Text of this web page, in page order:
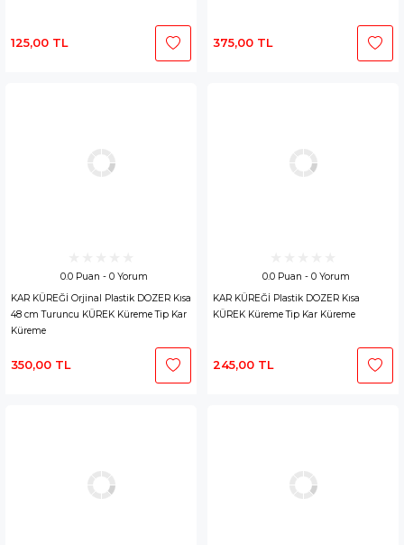
125,00 TL 375,00 TL
0.0 Puan - 0 Yorum
KAR KÜREĞİ Orjinal Plastik DOZER Kısa
48 cm Turuncu KÜREK Küreme Tip Kar
Küreme
350,00 TL
0.0 Puan - 0 Yorum
KAR KÜREĞİ Plastik DOZER Kısa
KÜREK Küreme Tip Kar Küreme
245,00 TL